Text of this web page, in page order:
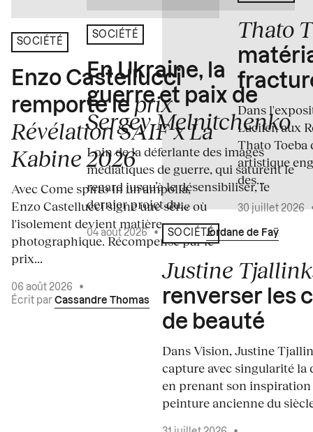
SOCIÉTÉ
Enzo Castellucci
remporte le prix
Révélation SAIF x La
Kabine 2026
Avec Come spirto in un'ampolla,
Enzo Castellucci signe une série où
l'isolement devient matière
photographique. Récompensé par le
prix...
06 août 2026
•
Écrit par Cassandre Thomas
SOCIÉTÉ
En Ukraine, la
guerre et paix de
Sergey Melnitchenko
Loin de la déferlante des images
médiatiques de guerre, qui saturent le
regard jusqu’à le désensibiliser, le
dernier projet du...
04 août 2026 • Écrit par Jordane de Faÿ
SOCIÉTÉ
Justine
renverser les
de beauté
Dans Vision, Justine
capture avec singularité la
en prenant son inspiration
peinture ancienne du
Thato
Dans
Lucifer, aux
Thato Toeba
artistique
des...
30 juillet 2026